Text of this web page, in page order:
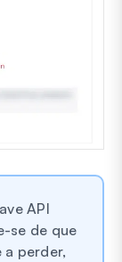
API
se de que
a perder,